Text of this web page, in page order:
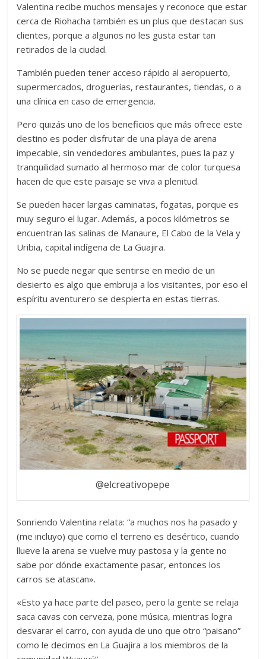
Valentina recibe muchos mensajes y reconoce que estar
cerca de Riohacha también es un plus que destacan sus
clientes, porque a algunos no les gusta estar tan
retirados de la ciudad.
También pueden tener acceso rápido al aeropuerto,
supermercados, droguerías, restaurantes, tiendas, o a
una clínica en caso de emergencia.
Pero quizás uno de los beneficios que más ofrece este
destino es poder disfrutar de una playa de arena
impecable, sin vendedores ambulantes, pues la paz y
tranquilidad sumado al hermoso mar de color turquesa
hacen de que este paisaje se viva a plenitud.
Se pueden hacer largas caminatas, fogatas, porque es
muy seguro el lugar. Además, a pocos kilómetros se
encuentran las salinas de Manaure, El Cabo de la Vela y
Uribia, capital indígena de La Guajira.
No se puede negar que sentirse en medio de un
desierto es algo que embruja a los visitantes, por eso el
espíritu aventurero se despierta en estas tierras.
@elcreativopepe
Sonriendo Valentina relata: “a muchos nos ha pasado y
(me incluyo) que como el terreno es desértico, cuando
llueve la arena se vuelve muy pastosa y la gente no
sabe por dónde exactamente pasar, entonces los
carros se atascan».
«Esto ya hace parte del paseo, pero la gente se relaja
saca cavas con cerveza, pone música, mientras logra
desvarar el carro, con ayuda de uno que otro “paisano”
como le decimos en La Guajira a los miembros de la